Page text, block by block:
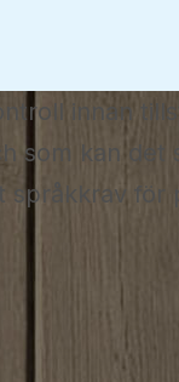
innan
som kan
språkkrav för